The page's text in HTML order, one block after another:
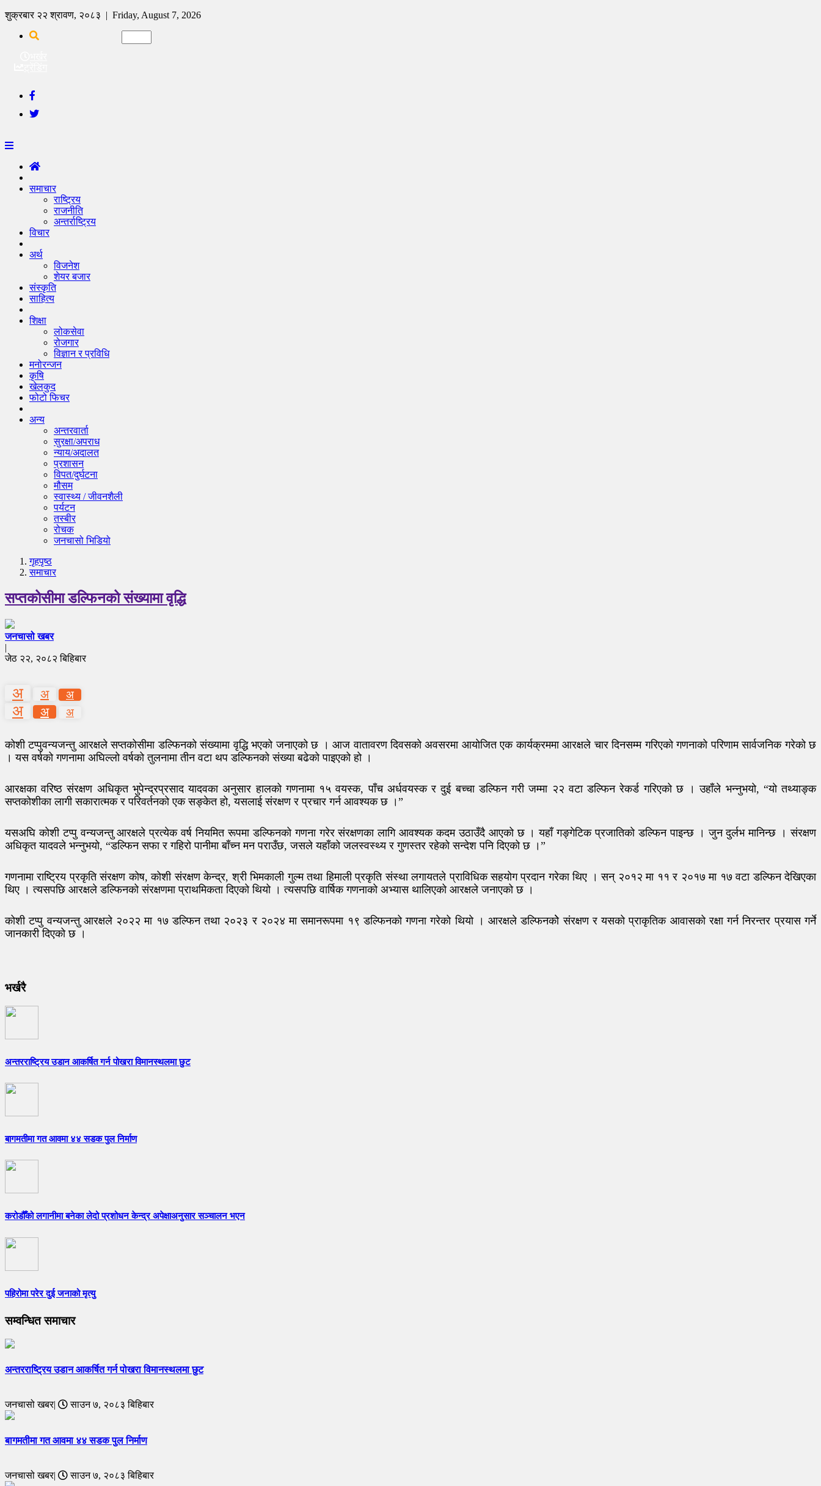
शुक्रबार २२ श्रावण, २०८३ | Friday, August 7, 2026
समाचार
राष्ट्रिय
राजनीति
अन्तर्राष्ट्रिय
विचार
अर्थ
विजनेश
शेयर बजार
संस्कृति
साहित्य
शिक्षा
लोकसेवा
रोजगार
विज्ञान र प्रविधि
मनोरन्जन
कृषि
खेलकुद
फोटो फिचर
अन्य
अन्तरवार्ता
सुरक्षा/अपराध
न्याय/अदालत
प्रशासन
विपत/दुर्घटना
मौसम
स्वास्थ्य / जीवनशैली
पर्यटन
तस्बीर
रोचक
जनचासो भिडियो
गृहपृष्‍ठ
समाचार
सप्तकोसीमा डल्फिनको संख्यामा वृद्धि
जनचासो खबर
|
जेठ २२, २०८२ बिहिबार
अ अ अ
अ अ अ
कोशी टप्पुवन्यजन्तु आरक्षले सप्तकोसीमा डल्फिनको संख्यामा वृद्धि भएको जनाएको छ । आज वातावरण दिवसको अवसरमा आयोजित एक कार्यक्रममा आरक्षले चार दिनसम्म गरिएको गणनाको परिणाम सार्वजनिक गरेको छ
। यस वर्षको गणनामा अघिल्लो वर्षको तुलनामा तीन वटा थप डल्फिनको संख्या बढेको पाइएको हो ।
आरक्षका वरिष्ठ संरक्षण अधिकृत भुपेन्द्रप्रसाद यादवका अनुसार हालको गणनामा १५ वयस्क, पाँच अर्धवयस्क र दुई बच्चा डल्फिन गरी जम्मा २२ वटा डल्फिन रेकर्ड गरिएको छ । उहाँले भन्नुभयो, “यो तथ्याङ्क
सप्तकोशीका लागी सकारात्मक र परिवर्तनको एक सङ्केत हो, यसलाई संरक्षण र प्रचार गर्न आवश्यक छ ।”
यसअघि कोशी टप्पु वन्यजन्तु आरक्षले प्रत्येक वर्ष नियमित रूपमा डल्फिनको गणना गरेर संरक्षणका लागि आवश्यक कदम उठाउँदै आएको छ । यहाँ गङ्गेटिक प्रजातिको डल्फिन पाइन्छ । जुन दुर्लभ मानिन्छ । संरक्षण
अधिकृत यादवले भन्नुभयो, “डल्फिन सफा र गहिरो पानीमा बाँच्न मन पराउँछ, जसले यहाँको जलस्वस्थ्य र गुणस्तर रहेको सन्देश पनि दिएको छ ।”
गणनामा राष्ट्रिय प्रकृति संरक्षण कोष, कोशी संरक्षण केन्द्र, श्री भिमकाली गुल्म तथा हिमाली प्रकृति संस्था लगायतले प्राविधिक सहयोग प्रदान गरेका थिए । सन् २०१२ मा ११ र २०१७ मा १७ वटा डल्फिन देखिएका
थिए । त्यसपछि आरक्षले डल्फिनको संरक्षणमा प्राथमिकता दिएको थियो । त्यसपछि वार्षिक गणनाको अभ्यास थालिएको आरक्षले जनाएको छ ।
कोशी टप्पु वन्यजन्तु आरक्षले २०२२ मा १७ डल्फिन तथा २०२३ र २०२४ मा समानरूपमा १९ डल्फिनको गणना गरेको थियो । आरक्षले डल्फिनकोे संरक्षण र यसको प्राकृतिक आवासको रक्षा गर्न निरन्तर प्रयास गर्ने
जानकारी दिएको छ ।
भर्खरै
अन्तरराष्ट्रिय उडान आकर्षित गर्न पोखरा विमानस्थलमा छुट
बागमतीमा गत आवमा ४४ सडक पुल निर्माण
करोडौँको लगानीमा बनेका लेदो प्रशोधन केन्द्र अपेक्षाअनुसार सञ्चालन भएन
पहिरोमा परेर दुई जनाको मृत्यु
सम्वन्धित समाचार
अन्तरराष्ट्रिय उडान आकर्षित गर्न पोखरा विमानस्थलमा छुट
जनचासो खबर| साउन ७, २०८३ बिहिबार
बागमतीमा गत आवमा ४४ सडक पुल निर्माण
जनचासो खबर| साउन ७, २०८३ बिहिबार